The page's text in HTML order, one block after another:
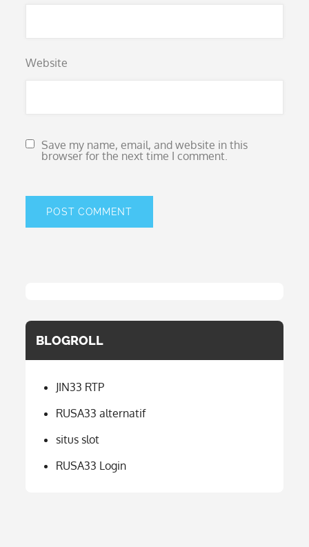
Website
Save my name, email, and website in this
browser for the next time I comment.
BLOGROLL
JIN33 RTP
RUSA33 alternatif
situs slot
RUSA33 Login